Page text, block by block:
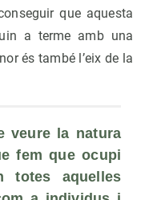
que aquesta
a terme amb una
és també l’eix de la
veure la natura
fem que ocupi
totes aquelles